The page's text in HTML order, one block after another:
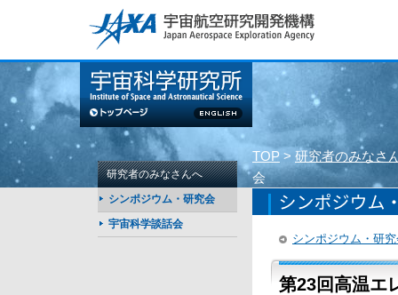
このページの本文へ
TOP > 研究者のみなさ
会
シンポジウム・研
第23回高温エ
研究者のみなさんへ
シンポジウム・研究会
宇宙科学談話会